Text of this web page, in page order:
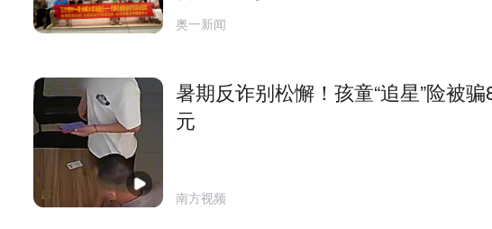
奥一新闻
暑期反诈别松懈！孩童“追星”险被骗
元
南方视频